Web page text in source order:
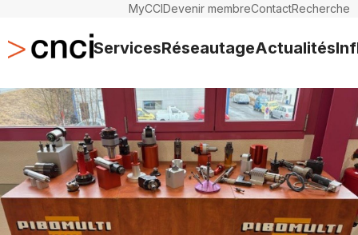
MyCCIDevenir membreContactRecherche
ServicesRéseautageActualités